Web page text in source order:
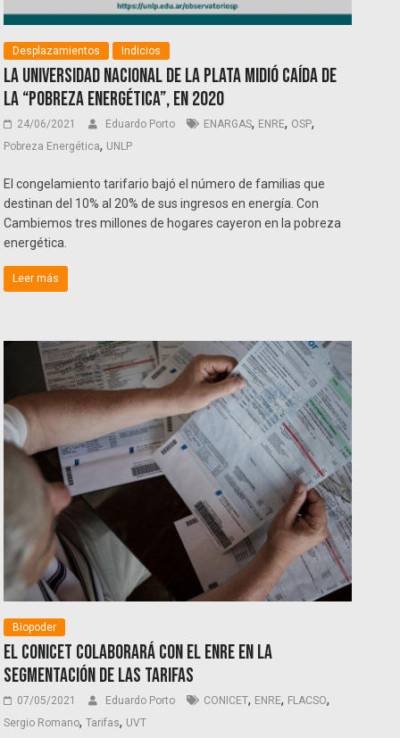
Desplazamientos Indicios
La Universidad Nacional de La Plata midió caída de
la “pobreza energética”, en 2020
24/06/2021 Eduardo Porto ENARGAS, ENRE, OSP,
Pobreza Energética, UNLP
El congelamiento tarifario bajó el número de familias que
destinan del 10% al 20% de sus ingresos en energía. Con
Cambiemos tres millones de hogares cayeron en la pobreza
energética.
Leer más
Biopoder
El CONICET colaborará con el ENRE en la
segmentación de las tarifas
07/05/2021 Eduardo Porto CONICET, ENRE, FLACSO,
Sergio Romano,Tarifas, UVT